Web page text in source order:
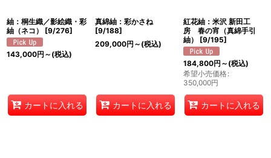
紬：桐生織／影絵織・彩
紬（ネコ）
[9/276]
143,000円 ～ (税込)
カートに入れる
真綿紬：彩かさね
[9/188]
209,000円 ～ (税込)
カートに入れる
紅花紬：米沢 新田工
房 春の宵（真綿手引
紬）
[9/195]
184,800円 ～ (税込)
希望小売価格:
350,000円
カートに入れる